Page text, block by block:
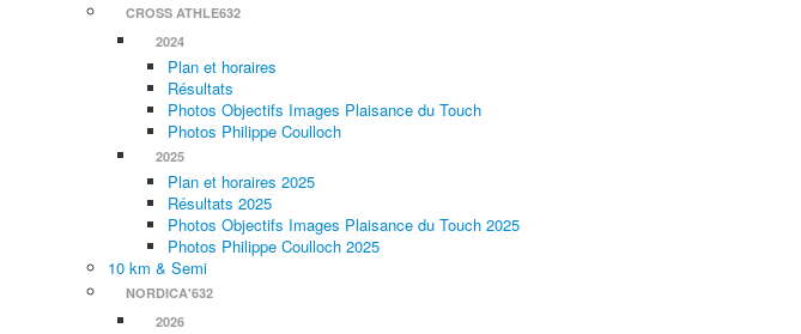
CROSS ATHLE632
2024
Plan et horaires
Résultats
Photos Objectifs Images Plaisance du Touch
Photos Philippe Coulloch
2025
Plan et horaires 2025
Résultats 2025
Photos Objectifs Images Plaisance du Touch 2025
Photos Philippe Coulloch 2025
10 km & Semi
NORDICA'632
2026